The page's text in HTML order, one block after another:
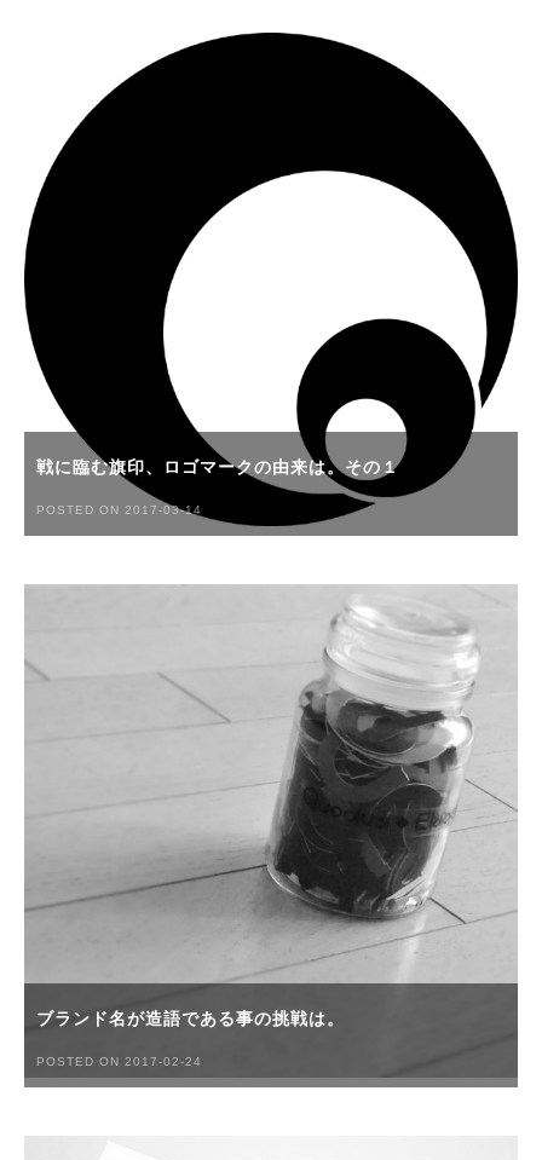
戦に臨む旗印、ロゴマークの由来は。その１
POSTED ON 2017-03-14
ブランド名が造語である事の挑戦は。
POSTED ON 2017-02-24